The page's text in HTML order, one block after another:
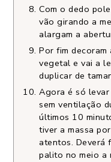
Com o dedo
vão girando a
alargam a
Por fim decoram
vegetal e vai a
duplicar de
Agora é só
sem ventilação
últimos 10
tiver a massa
atentos. Deverá
palito no meio a